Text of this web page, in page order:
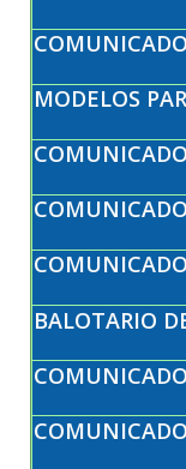
MODELOS
BALOTARIO